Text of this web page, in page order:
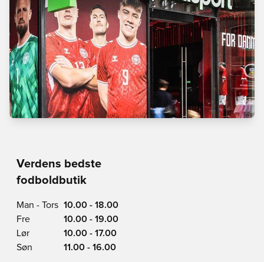
Verdens bedste
fodboldbutik
Man - Tors 10.00 - 18.00
Fre
10.00 - 19.00
Lør
10.00 - 17.00
Søn
11.00 - 16.00